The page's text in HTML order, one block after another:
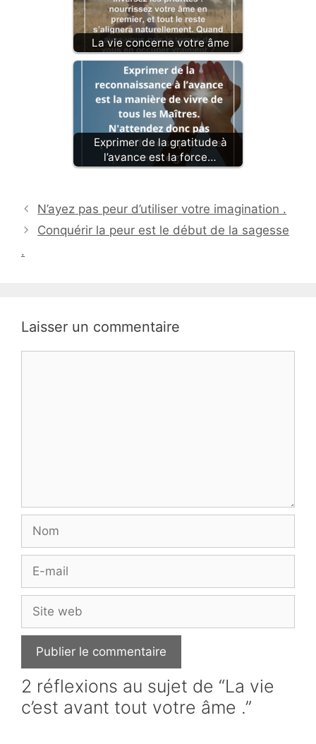
La vie concerne votre âme
Exprimer de la gratitude à
l’avance est la force…
N’ayez pas peur d’utiliser votre imagination .
Conquérir la peur est le début de la sagesse
.
Laisser un commentaire
mail
web
2 réflexions au sujet de “La vie
c’est avant tout votre âme .”